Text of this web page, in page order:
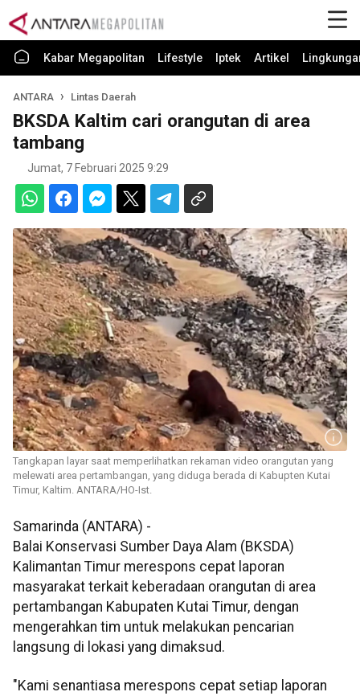
Kabar Megapolitan Lifestyle Iptek Artikel
ANTARA Lintas Daerah
BKSDA Kaltim cari orangutan di area
tambang
Jumat, 7 Februari 2025 9:29
Tangkapan layar saat memperlihatkan rekaman video orangutan yang
melewati area pertambangan, yang diduga berada di Kabupten Kutai
Timur, Kaltim. ANTARA/HO-Ist.
Samarinda (ANTARA) -
Balai Konservasi Sumber Daya Alam (BKSDA)
Kalimantan Timur merespons cepat laporan
masyarakat terkait keberadaan orangutan di area
pertambangan Kabupaten Kutai Timur, dengan
mengerahkan tim untuk melakukan pencarian
langsung di lokasi yang dimaksud.
"Kami senantiasa merespons cepat setiap laporan